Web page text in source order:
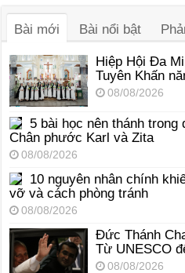
Bài mới Bài nổi bật
Hiệp Hội Đa
Tuyên Khấn
08/08/2026
5 bài học nên thánh trong
Chân phước Karl và Zita
08/08/2026
10 nguyên nhân chính
vỡ và cách phòng tránh
08/08/2026
Đức Thánh
Từ UNESCO
08/08/2026